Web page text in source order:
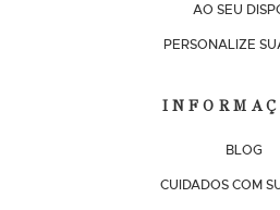
AO SEU
PERSONALIZE
BLOG
CUIDADOS COM